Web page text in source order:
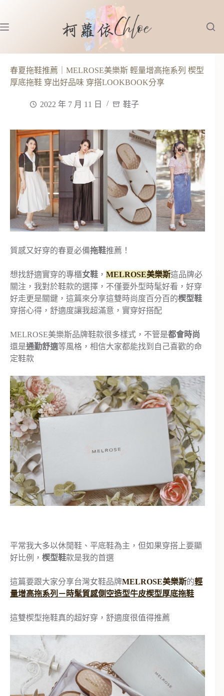
主
內
春夏拖鞋推薦｜MELROSE美樂斯 輕量增高拖系列 楔型
厚底拖鞋 穿出好品味 穿搭LOOKBOOK分享
2022 年 7 月 11 日 鞋子
質感又好穿的春夏必備拖鞋推薦！
想找舒適實穿的專櫃女鞋 ， MELROSE美樂斯這品牌必
關注，我對於鞋款的選擇，不僅要外型時髦好看，好穿
好走更是關鍵，這篇來分享這雙時尚度百分百的楔型鞋
穿搭心得，舒適度讓我超滿意，實穿好搭配
MELROSE美樂斯品牌鞋款很多樣式，不管是都會時尚
還是通勤舒適等風格，相信大家都能找到自己喜歡的命
定鞋款
平常我大多以休閒鞋、平底鞋為主，但如果穿搭上要顯
好比例， 楔型鞋款是我的首選
這篇要跟大家分享台灣女鞋品牌MELROSE美樂斯的輕
量增高拖系列－時髦質感側空造型牛皮楔型厚底拖鞋
這雙楔型拖鞋真的超好穿，舒適度很值得推薦